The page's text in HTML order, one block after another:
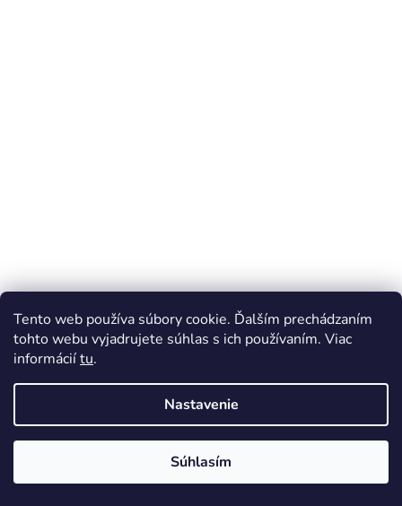
Tento web používa súbory cookie. Ďalším prechádzaním
tohto webu vyjadrujete súhlas s ich používaním. Viac
informáciítu.
Nastavenie
Súhlasím